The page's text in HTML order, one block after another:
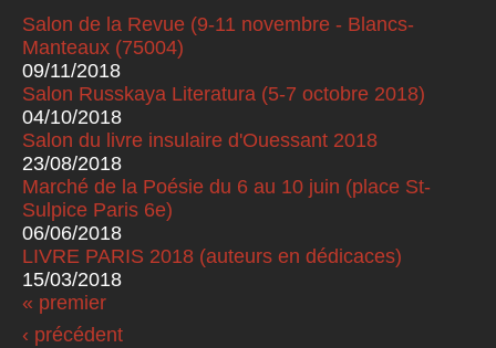
Salon de la Revue (9-11 novembre - Blancs-
Manteaux (75004)
09/11/2018
Salon Russkaya Literatura (5-7 octobre 2018)
04/10/2018
Salon du livre insulaire d'Ouessant 2018
23/08/2018
Marché de la Poésie du 6 au 10 juin (place St-
Sulpice Paris 6e)
06/06/2018
LIVRE PARIS 2018 (auteurs en dédicaces)
15/03/2018
Pages
« premier
‹ précédent